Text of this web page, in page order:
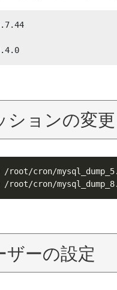
ションの変更
/root/cron/
ザーの設定